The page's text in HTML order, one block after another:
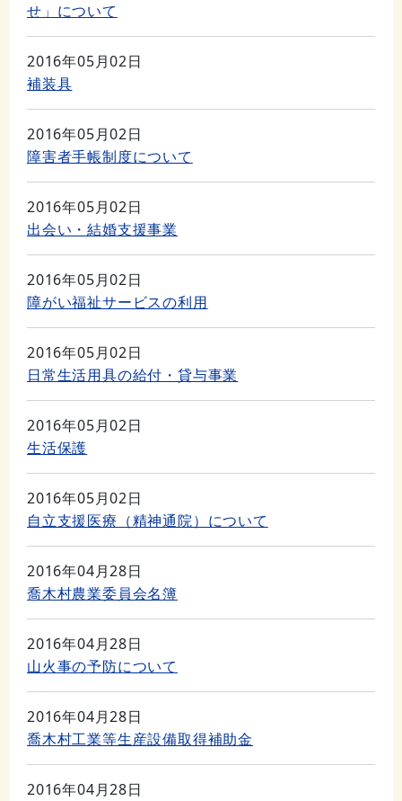
せ」について
2016年05月02日
補装具
2016年05月02日
障害者手帳制度について
2016年05月02日
出会い・結婚支援事業
2016年05月02日
障がい福祉サービスの利用
2016年05月02日
日常生活用具の給付・貸与事業
2016年05月02日
生活保護
2016年05月02日
自立支援医療（精神通院）について
2016年04月28日
喬木村農業委員会名簿
2016年04月28日
山火事の予防について
2016年04月28日
喬木村工業等生産設備取得補助金
2016年04月28日